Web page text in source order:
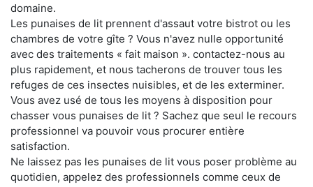
domaine.
Les punaises de lit prennent d'assaut votre bistrot ou les
chambres de votre gîte ? Vous n'avez nulle opportunité
avec des traitements « fait maison ». contactez-nous au
plus rapidement, et nous tacherons de trouver tous les
refuges de ces insectes nuisibles, et de les exterminer.
Vous avez usé de tous les moyens à disposition pour
chasser vous punaises de lit ? Sachez que seul le recours
professionnel va pouvoir vous procurer entière
satisfaction.
Ne laissez pas les punaises de lit vous poser problème au
quotidien, appelez des professionnels comme ceux de